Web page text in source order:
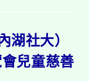
社大）
兒童慈善